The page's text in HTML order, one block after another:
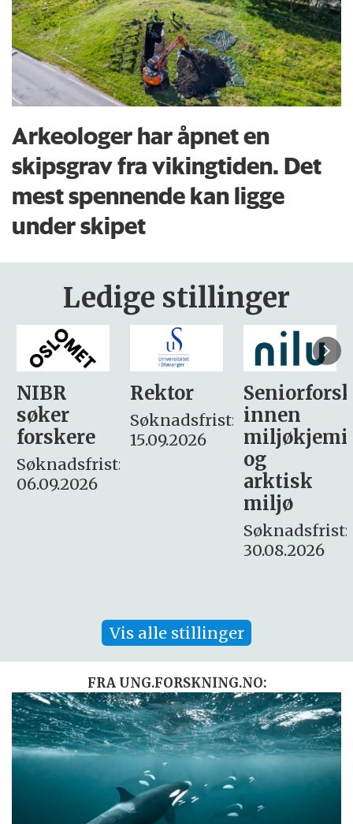
Arkeologer har åpnet en
skipsgrav fra vikingtiden. Det
mest spennende kan ligge
under skipet
Ledige stillinger
Rektor
Søknadsfrist:
15.09.2026
Seniorforsker
innen
miljøkjemi
søker
– fast
Søknadsfrist:
16. august.
Vis alle stillinger
FRA UNG.FORSKNING.NO: